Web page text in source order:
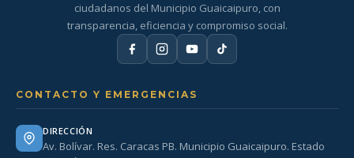
ciudadanos del Municipio Guaicaipuro, con
transparencia, eficiencia y compromiso social.
CONTACTO Y EMERGENCIAS
DIRECCIÓN
Av. Bolívar. Res. Caracas PB. Municipio Guaicaipuro. Estado